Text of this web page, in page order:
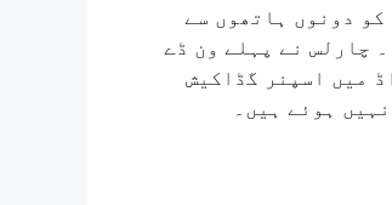
دونوں ہاتھوں سے
63 رنز بنا کر آؤٹ کیا۔ چارلس نے پہلے ون ڈے
انڈیز کے 15 رکنی اسکواڈ میں اسپنر گڈاکیش
ہوئے ہیں۔